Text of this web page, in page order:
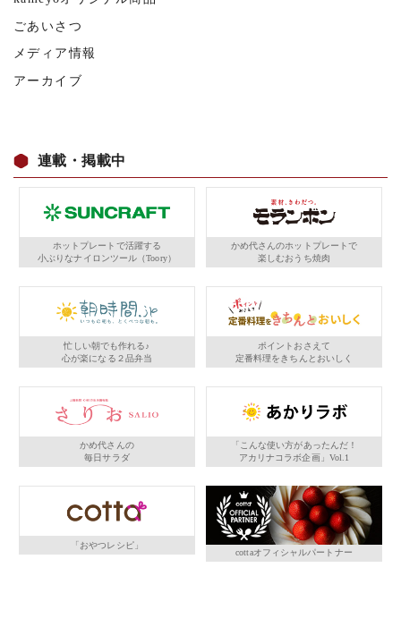
ごあいさつ
メディア情報
アーカイブ
連載・掲載中
ホットプレートで活躍する
小ぶりなナイロンツール（Toory）
かめ代さんのホットプレートで
楽しむおうち焼肉
忙しい朝でも作れる♪
心が楽になる２品弁当
ポイントおさえて
定番料理をきちんとおいしく
かめ代さんの
毎日サラダ
「こんな使い方があったんだ！
アカリナコラボ企画」Vol.1
「おやつレシピ」
cottaオフィシャルパートナー